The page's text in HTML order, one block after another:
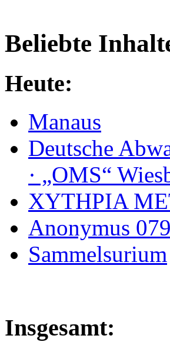
Beliebte
Heute:
Manaus
Deutsche
· „OMS“
ΧΥΤΗΡΙΑ
Anonymus 079
Sammelsurium
Insgesamt: